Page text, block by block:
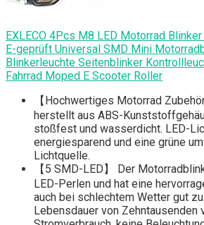
EXLECO 4Pcs M8 LED Motorrad
E-geprüft Universal SMD Mini
Blinkerleuchte Seitenblinker
Fahrrad Moped E Scooter Roller
【Hochwertiges Motorrad
herstellt aus ABS-
stoßfest und wasserdicht. LED-
energiesparend und eine grüne
Lichtquelle.
【5 SMD-LED】 Der
LED-Perlen und hat eine
auch bei schlechtem Wetter gut
Lebensdauer von Zehntausenden